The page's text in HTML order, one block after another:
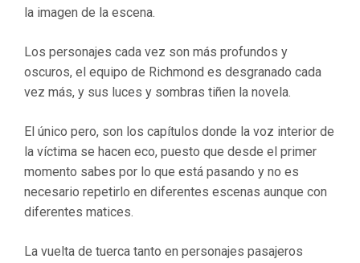
la imagen de la escena.
Los personajes cada vez son más profundos y
oscuros, el equipo de Richmond es desgranado cada
vez más, y sus luces y sombras tiñen la novela.
El único pero, son los capítulos donde la voz interior de
la víctima se hacen eco, puesto que desde el primer
momento sabes por lo que está pasando y no es
necesario repetirlo en diferentes escenas aunque con
diferentes matices.
La vuelta de tuerca tanto en personajes pasajeros